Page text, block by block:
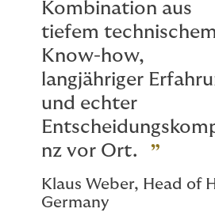
Kombination aus
tiefem
Know-how,
langjähriger
und echter
nz vor Ort.
Klaus Weber, Head of
Germany